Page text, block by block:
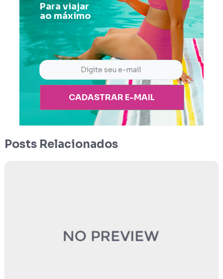
Para viajar
ao máximo
CADASTRAR E-MAIL
Posts Relacionados